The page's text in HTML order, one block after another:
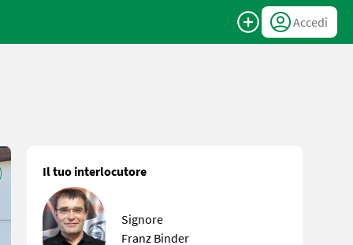
Accedi
Il tuo interlocutore
Signore
Franz Binder